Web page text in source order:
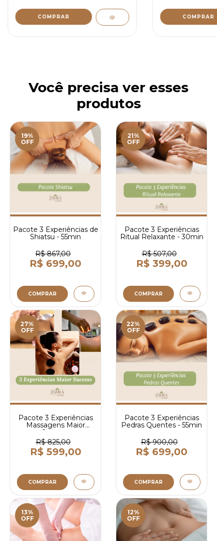
Você precisa ver esses
produtos
19%
OFF
Pacote 3 Experiências de
Shiatsu - 55min
R$ 867,00
R$ 699,00
COMPRAR
21%
OFF
Pacote 3 Experiências
Ritual Relaxante - 30min
R$ 507,00
R$ 399,00
COMPRAR
27%
OFF
Pacote 3 Experiências
Massagens Maior
Sucesso
R$ 825,00
R$ 599,00
COMPRAR
22%
OFF
Pacote 3 Experiências
Pedras Quentes - 55min
R$ 900,00
R$ 699,00
COMPRAR
13%
OFF
12%
OFF